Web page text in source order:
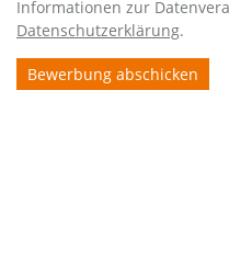
Informationen zur
Datenschutzerklärung.
Bewerbung abschicken